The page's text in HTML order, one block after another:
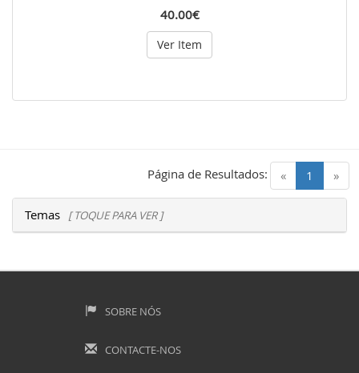
40.00€
Ver Item
« 1 (current)
»
Página de Resultados:
Temas [ TOQUE PARA VER ]
SOBRE NÓS
CONTACTE-NOS